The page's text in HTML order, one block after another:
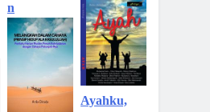
n
Ayahku,